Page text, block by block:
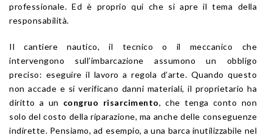
professionale. Ed è proprio qui che si apre il tema della
responsabilità.
Il cantiere nautico, il tecnico o il meccanico che
intervengono sull’imbarcazione assumono un obbligo
preciso: eseguire il lavoro a regola d’arte. Quando questo
non accade e si verificano danni materiali, il proprietario ha
diritto a un congruo risarcimento, che tenga conto non
solo del costo della riparazione, ma anche delle conseguenze
indirette. Pensiamo, ad esempio, a una barca inutilizzabile nel